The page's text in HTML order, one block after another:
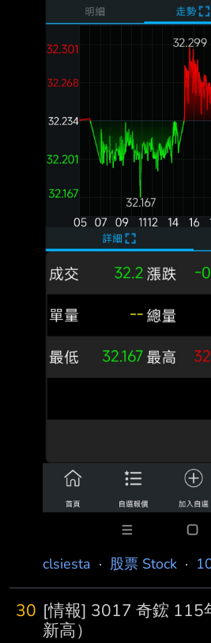
on my iPhone --
clsiesta · 股票 Stock ·
30 [情報] 3017 奇鋐 115
新高）